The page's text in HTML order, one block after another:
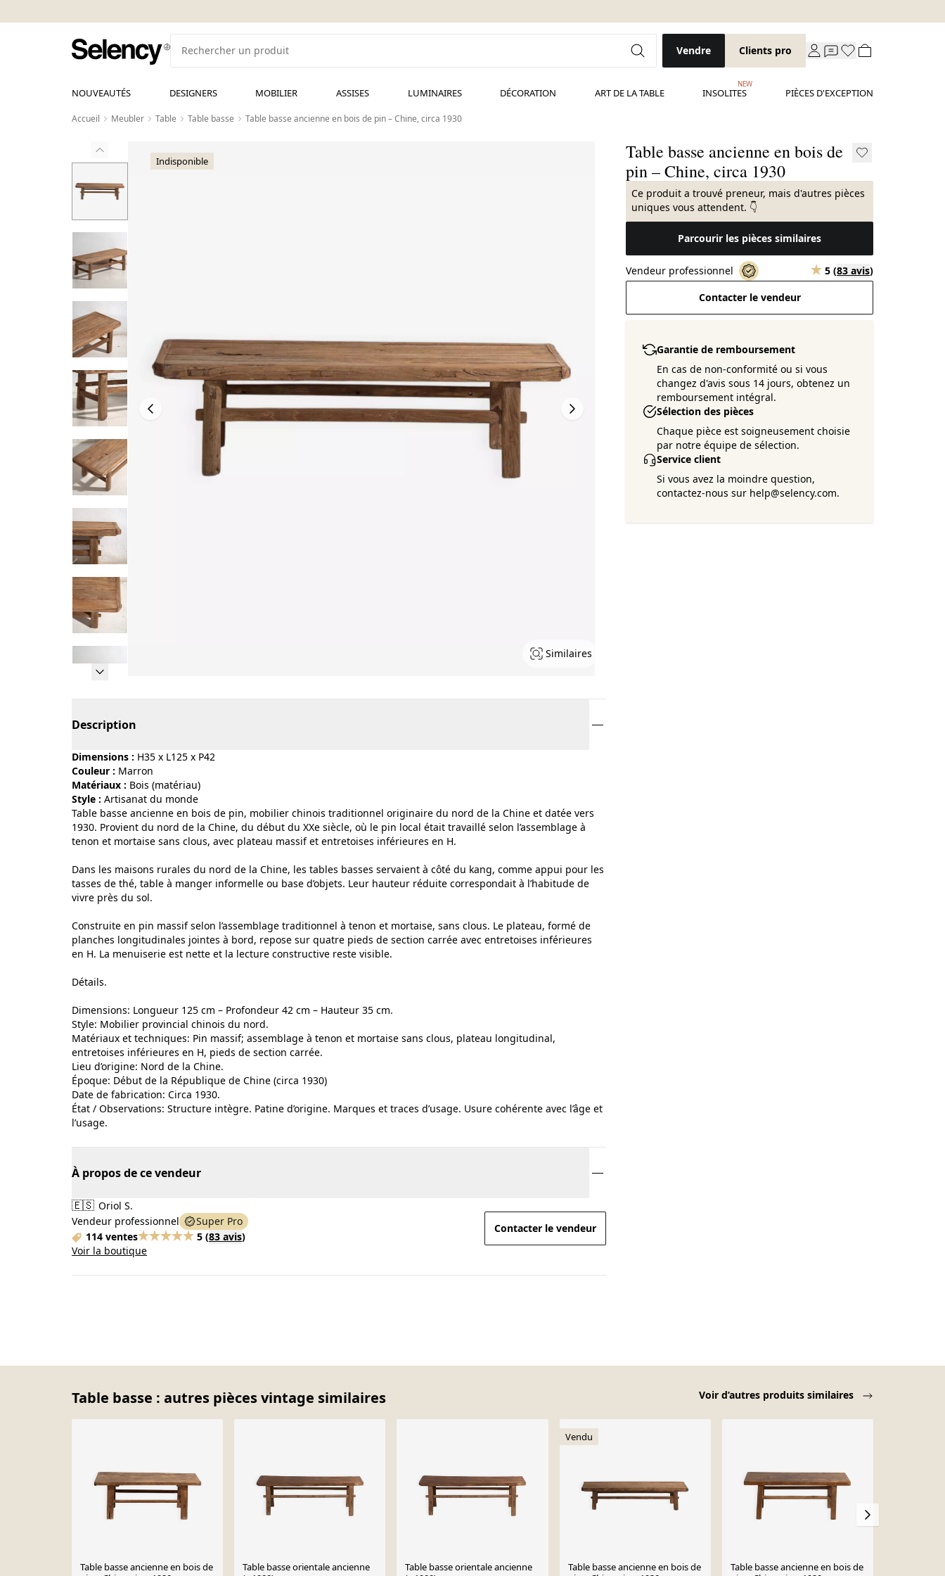
Vendre Clients pro
NOUVEAUTÉS DESIGNERS MOBILIER ASSISES LUMINAIRES DÉCORATION ART DE LA TABLE INSOLITES
NEW
PIÈCES D'EXCEPTION
Accueil Meubler Table Table basse Table basse ancienne en bois de pin – Chine, circa 1930
Indisponible
Similaires
Table basse ancienne en bois de
pin – Chine, circa 1930
Ce produit a trouvé preneur, mais d'autres pièces
uniques vous attendent. 👇
Parcourir les pièces similaires
Vendeur professionnel 5 (83 avis)
Contacter le vendeur
Garantie de remboursement
En cas de non-conformité ou si vous
changez d'avis sous 14 jours, obtenez un
remboursement intégral.
Sélection des pièces
Chaque pièce est soigneusement choisie
par notre équipe de sélection.
Service client
Si vous avez la moindre question,
contactez-nous sur help@selency.com.
Description
Dimensions : H35 x L125 x P42
Couleur :
marron
Matériaux :
bois (matériau)
Style :
artisanat du monde
Table basse ancienne en bois de pin, mobilier chinois traditionnel originaire du nord de la Chine et datée vers
1930. Provient du nord de la Chine, du début du XXe siècle, où le pin local était travaillé selon l’assemblage à
tenon et mortaise sans clous, avec plateau massif et entretoises inférieures en H.
Dans les maisons rurales du nord de la Chine, les tables basses servaient à côté du kang, comme appui pour les
tasses de thé, table à manger informelle ou base d’objets. Leur hauteur réduite correspondait à l’habitude de
vivre près du sol.
Construite en pin massif selon l’assemblage traditionnel à tenon et mortaise, sans clous. Le plateau, formé de
planches longitudinales jointes à bord, repose sur quatre pieds de section carrée avec entretoises inférieures
en H. La menuiserie est nette et la lecture constructive reste visible.
Détails.
Dimensions: Longueur 125 cm – Profondeur 42 cm – Hauteur 35 cm.
Style: Mobilier provincial chinois du nord.
Matériaux et techniques: Pin massif; assemblage à tenon et mortaise sans clous, plateau longitudinal,
entretoises inférieures en H, pieds de section carrée.
Lieu d’origine: Nord de la Chine.
Époque: Début de la République de Chine (circa 1930)
Date de fabrication: Circa 1930.
État / Observations: Structure intègre. Patine d’origine. Marques et traces d’usage. Usure cohérente avec l’âge et
l’usage.
À propos de ce vendeur
🇪🇸 Oriol S.
Vendeur professionnel
Super Pro
114 ventes
5 (83 avis)
Voir la boutique
Contacter le vendeur
Table basse : autres pièces vintage similaires Voir d’autres produits similaires
Table basse ancienne en bois de
Table basse orientale ancienne
Table basse orientale ancienne
Vendu
Table basse ancienne en bois de
Table basse ancienne en bois de